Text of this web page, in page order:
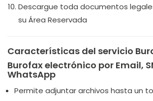
Descargue toda documentos
su Área Reservada
Características del servicio
Burofax electrónico por Email,
WhatsApp
Permite adjuntar archivos hasta un